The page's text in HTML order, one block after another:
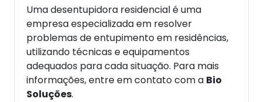
Uma desentupidora residencial é uma
empresa especializada em resolver
problemas de entupimento em residências,
utilizando técnicas e equipamentos
adequados para cada situação. Para mais
informações, entre em contato com a Bio
Soluções.